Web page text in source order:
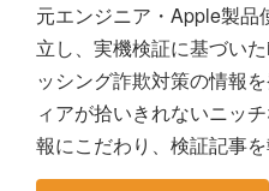
元エンジニア・Apple製品
立し、実機検証に基づい
ッシング詐欺対策の情報
ィアが拾いきれないニッ
報にこだわり、検証記事を